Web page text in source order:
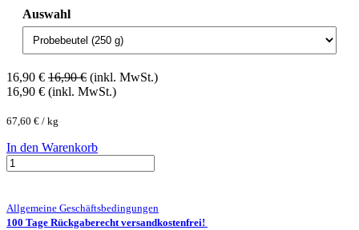
Auswahl
16,90 € 16,90€ (inkl. MwSt.)
16,90 € (inkl. MwSt.)
67,60 € / kg
In den Warenkorb
Allgemeine Geschäftsbedingungen
100 Tage Rückgaberecht versandkostenfrei!